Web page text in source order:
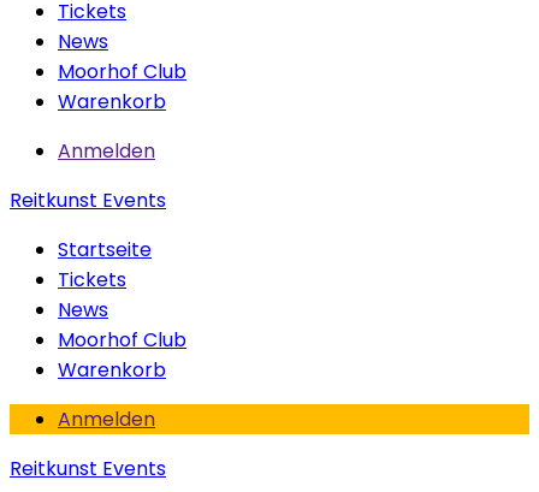
Tickets
News
Moorhof Club
Warenkorb
Anmelden
Reitkunst Events
Startseite
Tickets
News
Moorhof Club
Warenkorb
Anmelden
Reitkunst Events